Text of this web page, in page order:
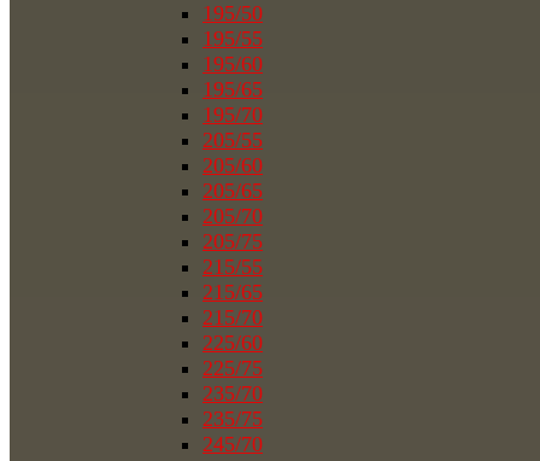
195/50
195/55
195/60
195/65
195/70
205/55
205/60
205/65
205/70
205/75
215/55
215/65
215/70
225/60
225/75
235/70
235/75
245/70